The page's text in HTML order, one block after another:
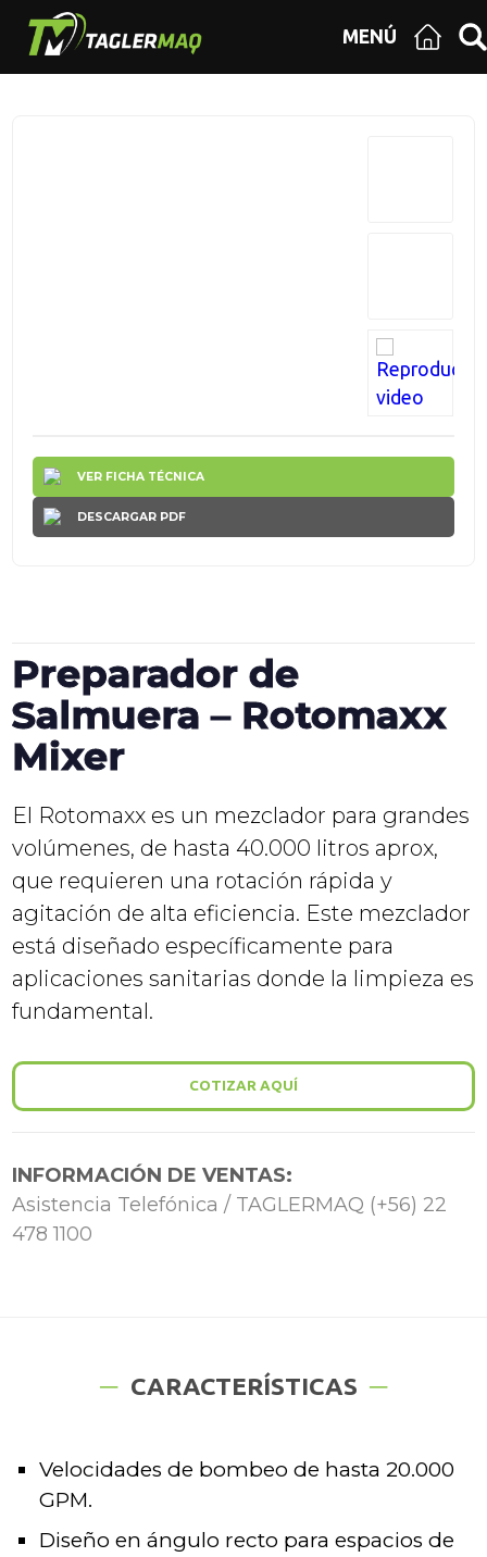
MENÚ
VER FICHA TÉCNICA
DESCARGAR PDF
Preparador de
Salmuera – Rotomaxx
Mixer
El Rotomaxx es un mezclador para grandes
volúmenes, de hasta 40.000 litros aprox,
que requieren una rotación rápida y
agitación de alta eficiencia. Este mezclador
está diseñado específicamente para
aplicaciones sanitarias donde la limpieza es
fundamental.
COTIZAR AQUÍ
INFORMACIÓN DE VENTAS:
Asistencia Telefónica / TAGLERMAQ (+56) 22
478 1100
CARACTERÍSTICAS
Velocidades de bombeo de hasta 20.000
GPM.
Diseño en ángulo recto para espacios de